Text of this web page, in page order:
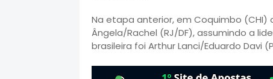
Na etapa anterior, em Coquimbo (CHI)
Ângela/Rachel (RJ/DF), assumindo a
brasileira foi Arthur Lanci/Eduardo Davi